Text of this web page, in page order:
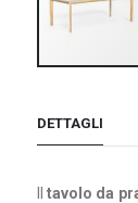
della
di
DETTAGLI
tavolo da